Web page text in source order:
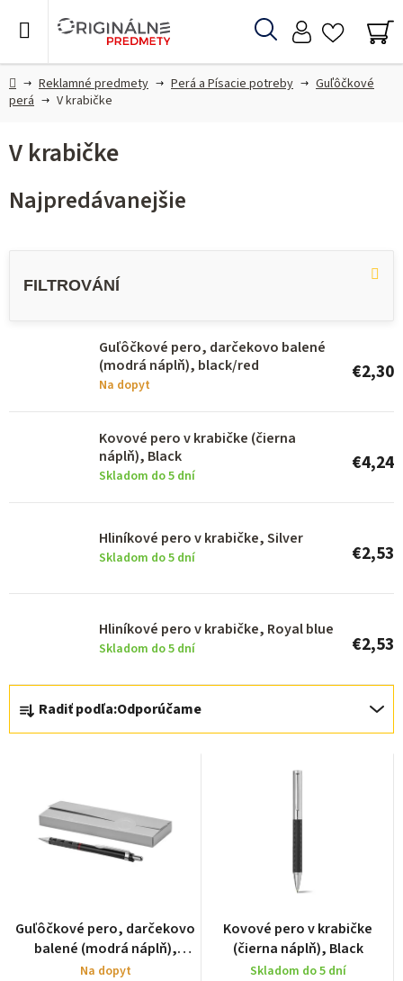
Hľadať
DomovReklamné predmety Perá a Písacie potreby
Guľôčkové
perá
V krabičke
V krabičke
Najpredávanejšie
Guľôčkové pero, darčekovo balené
(modrá náplň), black/red
Na dopyt
€2,30
Kovové pero v krabičke (čierna
náplň), Black
Skladom do 5 dní
€4,24
Hliníkové pero v krabičke, Silver
Skladom do 5 dní €2,53
Hliníkové pero v krabičke, Royal blue
Skladom do 5 dní €2,53
R
a
r
Radiť podľa:Odporúčame
V
r
u
o
Guľôčkové pero, darčekovo
balené (modrá náplň),
black/red
Na dopyt
Kovové pero v krabičke
(čierna náplň), Black
Skladom do 5 dní